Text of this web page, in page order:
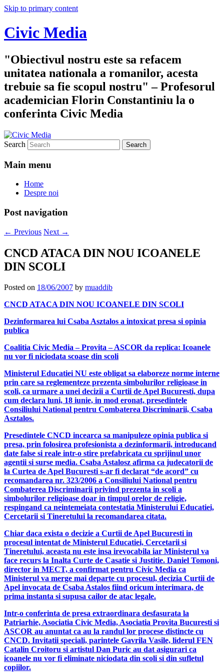
Skip to primary content
Civic Media
"Obiectivul nostru este sa refacem
unitatea nationala a romanilor, acesta
trebuie sa fie scopul nostru" – Profesorul
academician Florin Constantiniu la o
conferinta Civic Media
Search
Main menu
Home
Despre noi
Post navigation
← Previous Next →
CNCD ATACA DIN NOU ICOANELE
DIN SCOLI
Posted on 18/06/2007 by muaddib
CNCD ATACA DIN NOU ICOANELE DIN SCOLI
Dezinformarea lui Csaba Asztalos a intoxicat presa si opinia
publica
Coalitia Civic Media – Provita – ASCOR da replica: Icoanele
nu vor fi niciodata scoase din scoli
Ministerul Educatiei NU este obligat sa elaboreze norme interne
prin care sa reglementeze prezenta simbolurilor religioase in
scoli, ca urmare a unei decizii a Curtii de Apel Bucuresti, dupa
cum declara luni, 18 iunie, in mod eronat, presedintele
Consiliului National pentru Combaterea Discriminarii, Csaba
Asztalos.
Presedintele CNCD incearca sa manipuleze opinia publica si
presa, prin folosirea profesionista a dezinformarii, introducand
date false si reale intr-o stire prefabricata cu sprijinul unor
agentii si surse media. Csaba Astalosz afirma ca judecatorii de
la Curtea de Apel Bucuresti s-ar fi declarat “de acord” cu
recomandarea nr. 323/2006 a Consiliului National pentru
Combaterea Discriminarii privind prezenta in scoli a
simbolurilor religioase doar in timpul orelor de religie,
respingand ca neintemeiata contestatia Ministerului Educatiei,
Cercetarii si Tineretului la recomandarea citata.
Chiar daca exista o decizie a Curtii de Apel Bucuresti in
procesul intentat de Ministerul Educatiei, Cercetarii si
Tineretului, aceasta nu este insa irevocabila iar Ministerul va
face recurs la Inalta Curte de Casatie si Justitie. Daniel Tomoni,
director in MECT, a confirmat pentru Civic Media ca
Ministerul va merge mai departe cu procesul, decizia Curtii de
Apel invocata de Csaba Astalos fiind oricum interimara, de
prima instanta si supusa cailor de atac legale.
Intr-o conferinta de presa extraordinara desfasurata la
Patriarhie, Asociatia Civic Media, Asociatia Provita Bucuresti si
ASCOR au anuntat ca au la randul lor procese distincte cu
CNCD. Invitatii speciali, parintele Gavrila Vasile, liderul FEN
Catalin Croitoru si artistul Dan Puric au dat asigurari ca
icoanele nu vor fi eliminate niciodata din scoli si din sufletul
copiilor.